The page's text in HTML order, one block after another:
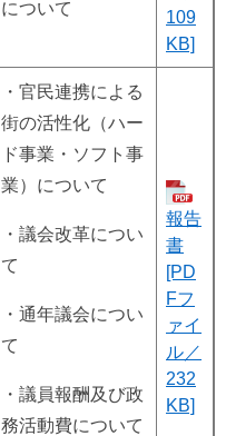
について
109
KB]
・官民連携による
街の活性化（ハー
ド事業・ソフト事
業）について
・議会改革につい
て
・通年議会につい
て
・議員報酬及び政
務活動費について
報告
書
[PD
Fフ
ァイ
ル／
232
KB]